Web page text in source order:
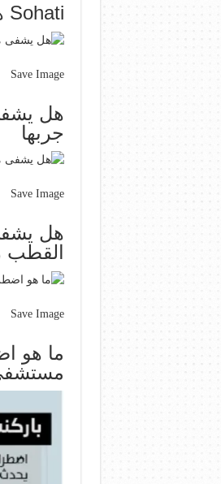
Sohati هل يشفى مريض ثنائي القطب
Save Image
جربها
Save Image
هل
القطب
Save Image
ما هو